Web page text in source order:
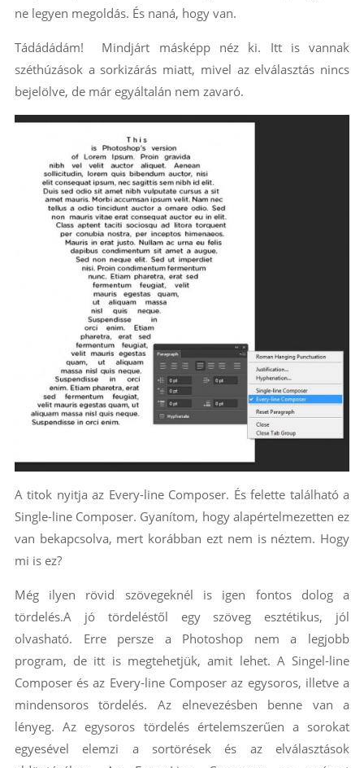
ne legyen megoldás. És naná, hogy van.
Tádádádám! Mindjárt másképp néz ki. Itt is vannak
széthúzások a sorkizárás miatt, mivel az elválasztás nincs
bejelölve, de már egyáltalán nem zavaró.
A titok nyitja az Every-line Composer. És felette található a
Single-line Composer. Gyanítom, hogy alapértelmezetten ez
van bekapcsolva, mert korábban ezt nem is néztem. Hogy
mi is ez?
Még ilyen rövid szövegeknél is igen fontos dolog a
tördelés.A jó tördeléstől egy szöveg esztétikus, jól
olvasható. Erre persze a Photoshop nem a legjobb
program, de itt is megtehetjük, amit lehet. A Singel-line
Composer és az Every-line Composer az egysoros, illetve a
mindensoros tördelés. Az elnevezésben benne van a
lényeg. Az egysoros tördelés értelemszerűen a sorokat
egyesével elemzi a sortörések és az elválasztások